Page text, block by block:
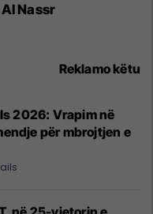
Nassr
Reklamo këtu
2026: Vrapim në
për mbrojtjen e